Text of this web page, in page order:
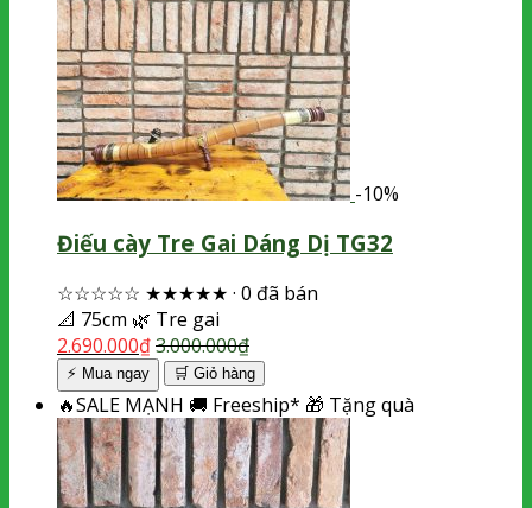
-10%
Điếu cày Tre Gai Dáng Dị TG32
☆☆☆☆☆ ★★★★★ · 0 đã bán
📐 75cm 🌿 Tre gai
2.690.000₫3.000.000₫
⚡ Mua ngay 🛒 Giỏ hàng
🔥SALE MẠNH 🚚 Freeship* 🎁 Tặng quà